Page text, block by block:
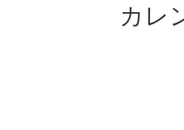
カレ